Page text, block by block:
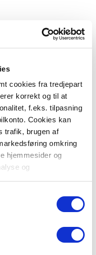
cookies fra tredjepart
korrekt og til at
f.eks. tilpasning
Cookies kan
trafik, brugen af
omkring
hjemmesider og
og
cookies under
til vores Cookiepolitik,